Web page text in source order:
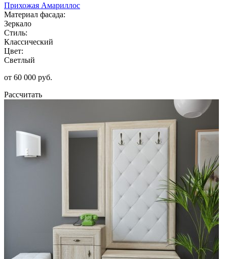
Прихожая Амариллос
Материал фасада:
Зеркало
Стиль:
Классический
Цвет:
Светлый
от 60 000 руб.
Рассчитать